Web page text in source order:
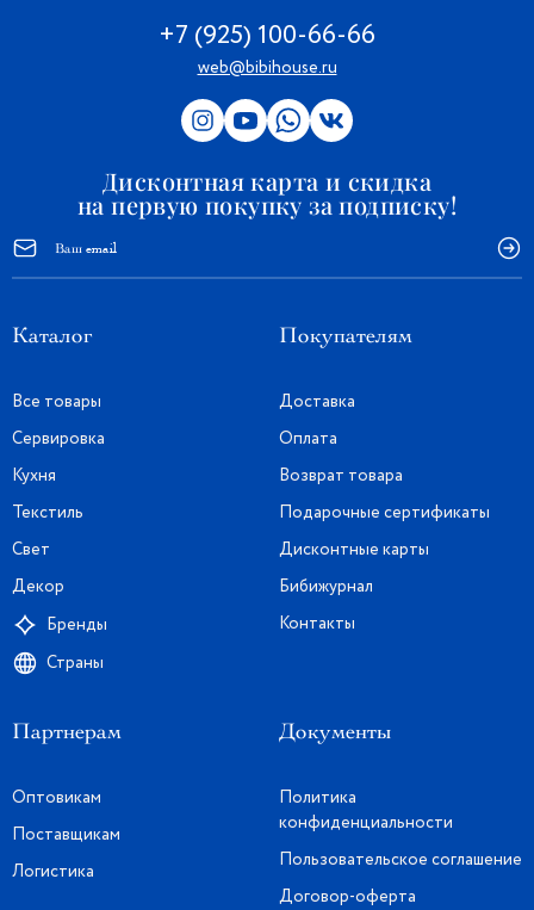
+7 (925) 100-66-66
web@bibihouse.ru
Дисконтная карта и скидка
на первую покупку за подписку!
Каталог
Все товары
Сервировка
Кухня
Текстиль
Свет
Декор
Бренды
Страны
Покупателям
Доставка
Оплата
Возврат товара
Подарочные сертификаты
Дисконтные карты
Бибижурнал
Контакты
Партнерам
Оптовикам
Поставщикам
Логистика
Документы
Политика
конфиденциальности
Пользовательское соглашение
Договор-оферта